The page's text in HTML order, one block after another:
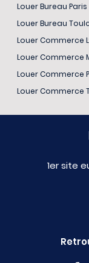
Louer Bureau Paris
Louer Bureau
Louer Commerce
Louer Commerce
Louer Commerce
Louer Commerce
1er site